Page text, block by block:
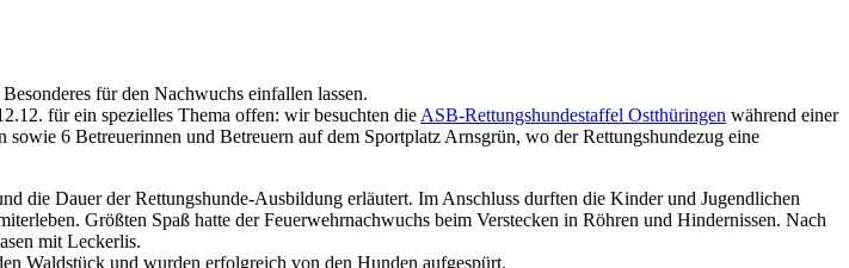
für den Nachwuchs einfallen lassen.
für ein spezielles Thema offen: wir besuchten die ASB-Rettungshundestaffel Ostthüringen während einer
6 Betreuerinnen und Betreuern auf dem Sportplatz Arnsgrün, wo der Rettungshundezug eine
die Dauer der Rettungshunde-Ausbildung erläutert. Im Anschluss durften die Kinder und Jugendlichen
Größten Spaß hatte der Feuerwehrnachwuchs beim Verstecken in Röhren und Hindernissen. Nach
mit Leckerlis.
Waldstück und wurden erfolgreich von den Hunden aufgespürt.